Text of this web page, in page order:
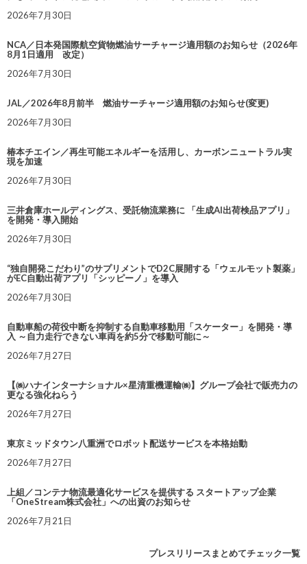
2026年7月30日
NCA／日本発国際航空貨物燃油サーチャージ適用額のお知らせ（2026年
8月1日適用 改定）
2026年7月30日
JAL／2026年8月前半 燃油サーチャージ適用額のお知らせ(変更)
2026年7月30日
椿本チエイン／再生可能エネルギーを活用し、カーボンニュートラル実
現を加速
2026年7月30日
三井倉庫ホールディングス、受託物流業務に 「生成AI出荷検品アプリ」
を開発・導入開始
2026年7月30日
“独自開発こだわり”のサプリメントでD2C展開する「ウェルモット製薬」
がEC自動出荷アプリ「シッピーノ」を導入
2026年7月30日
自動車船の荷役中断を抑制する自動車移動用「スケーター」を開発・導
入 ～自力走行できない車両を約5分で移動可能に～
2026年7月27日
【㈱ハナインターナショナル×星清重機運輸㈱】グループ会社で販売力の
更なる強化ねらう
2026年7月27日
東京ミッドタウン八重洲でロボット配送サービスを本格始動
2026年7月27日
上組／コンテナ物流最適化サービスを提供する スタートアップ企業
「OneStream株式会社」への出資のお知らせ
2026年7月21日
プレスリリースまとめてチェック一覧